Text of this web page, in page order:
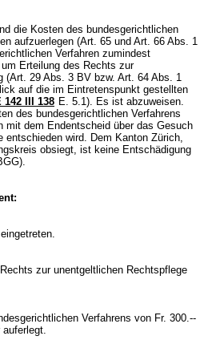
die Kosten des bundesgerichtlichen
aufzuerlegen (Art. 65 und Art. 66 Abs. 1
Verfahren zumindest
Erteilung des Rechts zur
(Art. 29 Abs. 3 BV bzw. Art. 64 Abs. 1
auf die im Eintretenspunkt gestellten
142 III 138 E. 5.1). Es ist abzuweisen.
des bundesgerichtlichen Verfahrens
mit dem Endentscheid über das Gesuch
entschieden wird. Dem Kanton Zürich,
obsiegt, ist keine Entschädigung
).
zur unentgeltlichen Rechtspflege
Verfahrens von Fr. 300.--
auferlegt.